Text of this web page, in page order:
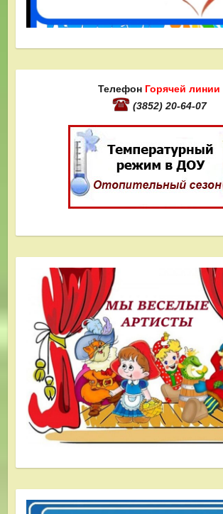
Телефон Горячей линии
(3852) 20-64-07